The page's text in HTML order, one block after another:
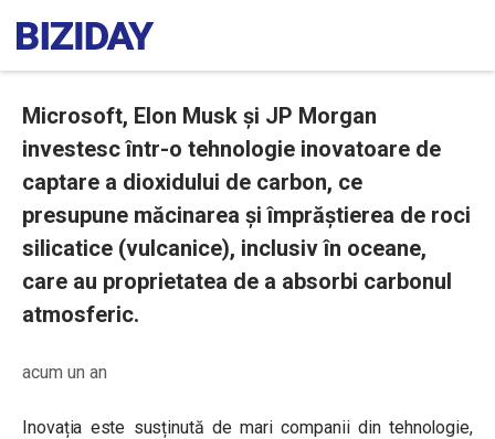
Microsoft, Elon Musk și JP Morgan
investesc într-o tehnologie inovatoare de
captare a dioxidului de carbon, ce
presupune măcinarea și împrăștierea de roci
silicatice (vulcanice), inclusiv în oceane,
care au proprietatea de a absorbi carbonul
atmosferic.
acum un an
Inovația este susținută de mari companii din tehnologie,